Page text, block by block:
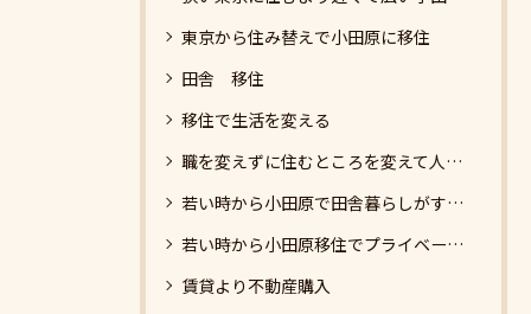
東京から住み替えで小田原に移住
田舎 移住
移住で生活を変える
職を変えずに住むところを変えて人生を楽しむ
若い時から小田原で田舎暮らしがすぐできる
若い時から小田原移住でプライベートと仕事の両立
賃貸より不動産購入